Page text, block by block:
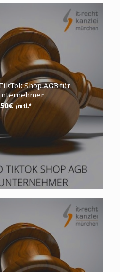
Shop AGB für
€ /mtl.*